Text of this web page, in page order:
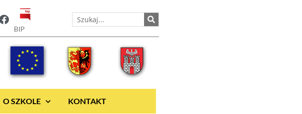
BIP
O SZKOLE KONTAKT